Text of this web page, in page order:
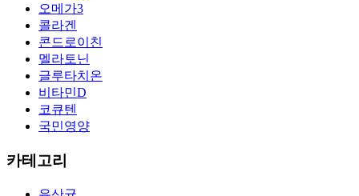
오메가3
콜라겐
콘드로이친
멜라토닌
글루타치온
비타민D
코큐텐
국민영양
카테고리